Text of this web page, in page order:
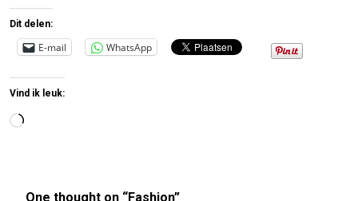
Dit delen:
E-mail WhatsApp
Vind ik leuk:
Aan
One thought on “Fashion”